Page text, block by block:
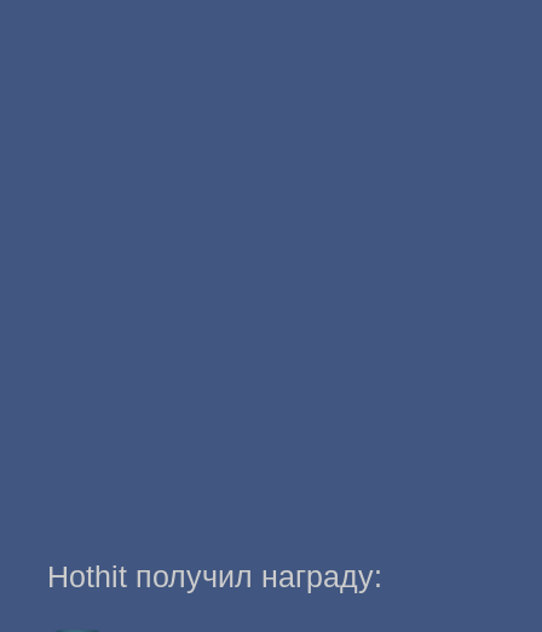
Hothit получил награду: